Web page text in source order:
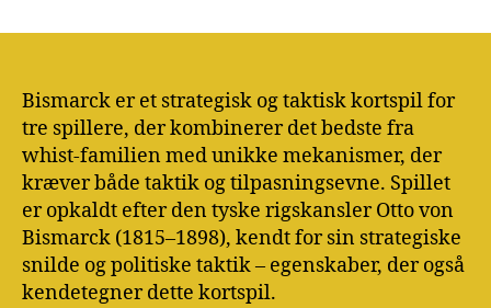
Bismarck er et strategisk og taktisk kortspil for
tre spillere, der kombinerer det bedste fra
whist-familien med unikke mekanismer, der
kræver både taktik og tilpasningsevne. Spillet
er opkaldt efter den tyske rigskansler Otto von
Bismarck (1815–1898), kendt for sin strategiske
snilde og politiske taktik – egenskaber, der også
kendetegner dette kortspil.